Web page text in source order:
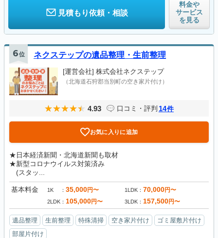
見積もり依頼・相談
料金や
サービス
を見る
6位 ネクステップの遺品整理・生前整理
[運営会社] 株式会社ネクステップ
（北海道石狩郡当別町の空き家片付け）
4.93 口コミ・評判 14件
お気に入りに追加
★日本経済新聞・北海道新聞も取材
★新型コロナウイルス対策済み
(スタッ...
基本料金 1K 35,000円〜 1LDK 70,000円〜
2LDK 105,000円〜 3LDK 157,500円〜
遺品整理 生前整理 特殊清掃 空き家片付け
ゴミ屋敷片付け
部屋片付け